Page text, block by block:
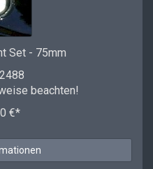
Set - 75mm
beachten!
€*